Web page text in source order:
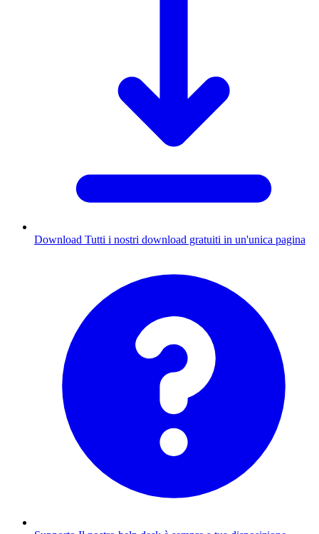
Download Tutti i nostri download gratuiti in un'unica pagina